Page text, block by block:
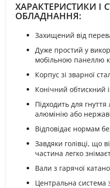
ХАРАКТЕРИСТИКИ І
ОБЛАДНАННЯ:
Захищений від
Дуже простий у
мобільною панеллю
Корпус зі зварної
Конічний обтискний
Підходить для гнуття
алюмінію або
Відповідає нормам
Завдяки голівці, що
частина легко
Вали з гарячої
Центральна